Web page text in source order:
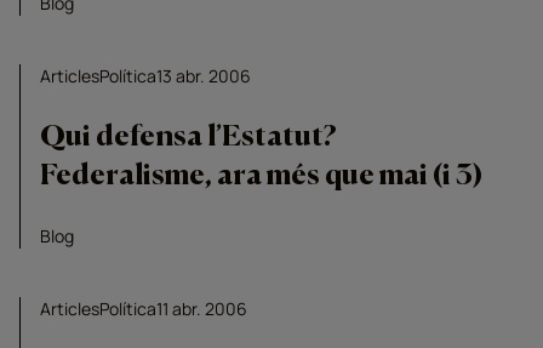
ArticlesPolítica13 abr. 2006
Qui defensa l’Estatut?
Federalisme, ara més que mai (i 3)
Blog
ArticlesPolítica11 abr. 2006